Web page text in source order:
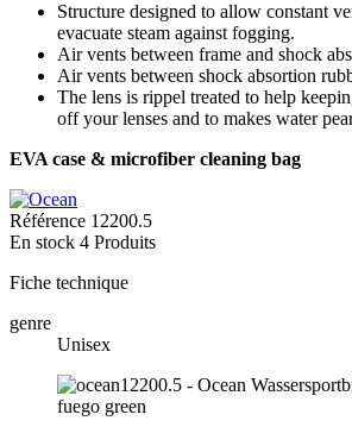
Structure designed to allow constant
evacuate steam against fogging.
Air vents between frame and shock
Air vents between shock absortion
The lens is rippel treated to help
off your lenses and to makes water
EVA case & microfiber cleaning bag
Référence 12200.5
En stock 4 Produits
Fiche technique
genre
Unisex